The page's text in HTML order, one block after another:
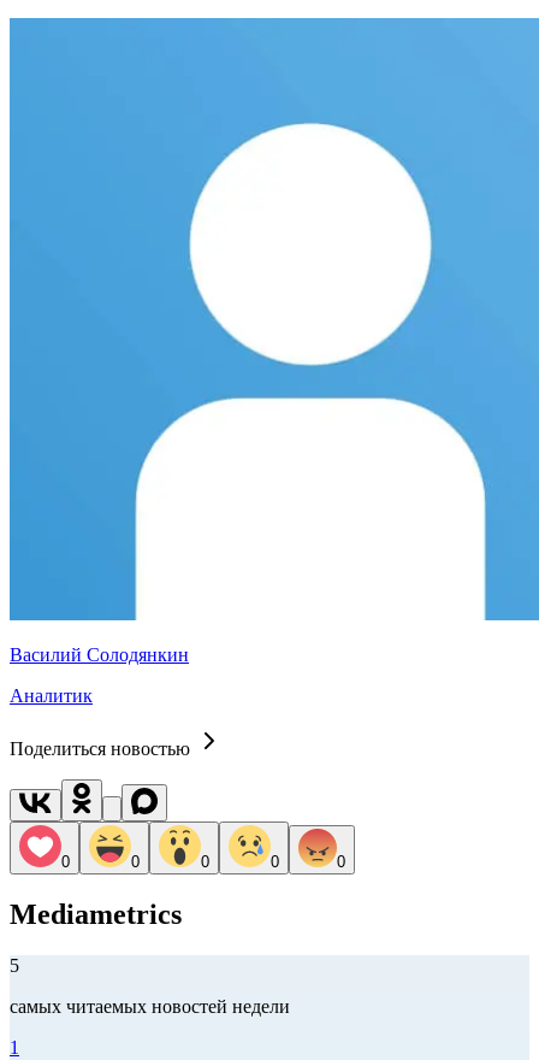
Василий Солодянкин
Аналитик
Поделиться новостью
0 0 0 0 0
Mediametrics
5
самых читаемых новостей недели
1